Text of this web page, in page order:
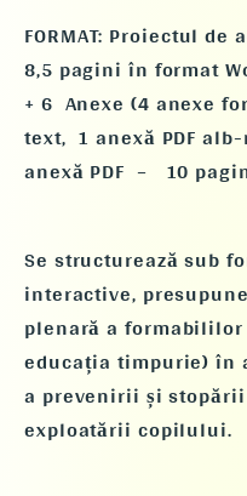
FORMAT: Proiectul
8,5 pagini în format
+ 6 Anexe (4 anexe
text, 1 anexă PDF
anexă PDF – 10
Se structurează sub
interactive,
plenară a
educația timpurie) în
a prevenirii și
exploatării copilului.